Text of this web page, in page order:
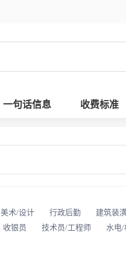
一句话信息 收费标准
美术/设计 行政后勤 建筑装
收银员 技术员/工程师 水电/